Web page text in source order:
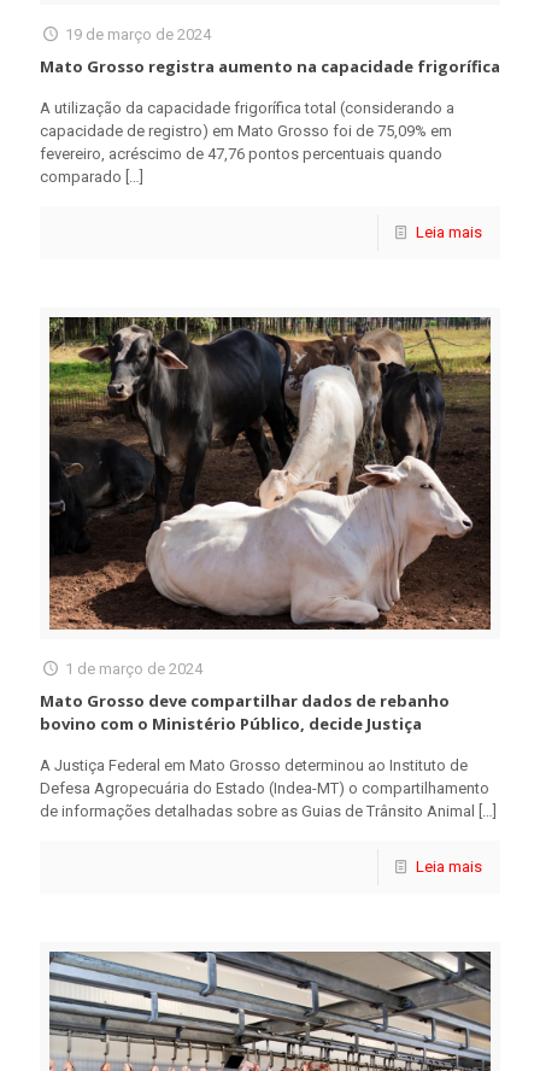
19 de março de 2024
Mato Grosso registra aumento na capacidade frigorífica
A utilização da capacidade frigorífica total (considerando a
capacidade de registro) em Mato Grosso foi de 75,09% em
fevereiro, acréscimo de 47,76 pontos percentuais quando
comparado […]
Leia mais
1 de março de 2024
Mato Grosso deve compartilhar dados de rebanho
bovino com o Ministério Público, decide Justiça
A Justiça Federal em Mato Grosso determinou ao Instituto de
Defesa Agropecuária do Estado (Indea-MT) o compartilhamento
de informações detalhadas sobre as Guias de Trânsito Animal
[…]
Leia mais